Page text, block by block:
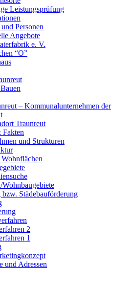
Leistungsprüfung
Personen
Angebote
e. V.
“O”
– Kommunalunternehmen der
Traunreut
Fakten
und Strukturen
Wohnbaugebiete
bzw. Städebauförderung
2
1
und Adressen